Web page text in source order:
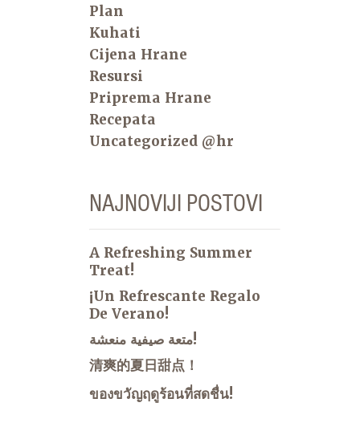
Plan
Kuhati
Cijena Hrane
Resursi
Priprema Hrane
Recepata
Uncategorized @hr
NAJNOVIJI POSTOVI
A Refreshing Summer
Treat!
¡Un Refrescante Regalo
De Verano!
متعة صيفية منعشة!
清爽的夏日甜点！
ของขวัญฤดูร้อนที่สดชื่น!